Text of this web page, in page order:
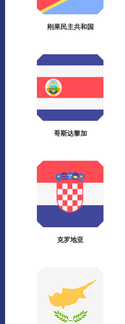
刚果民主共和国
哥斯达黎加
克罗地亚